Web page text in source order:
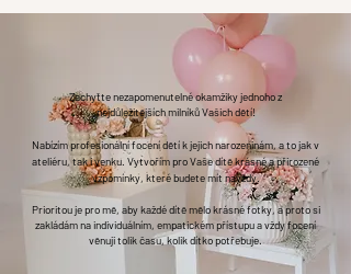
Zachyťte nezapomenutelné okamžiky jednoho z
nejdůležitějšíchmilníků Vašich dětí!
Nabízím profesionální focení dětí k jejich narozeninám, a to jak v
ateliéru, tak i venku. Vytvořím pro Vaše dítě krásné a přirozené
vzpomínky, které budete mít navždy.
Prioritou je pro mě, aby každé dítě mělo krásné fotky, a proto si
zakládám na individuálním, empatickémpřístupu a vždy focení
věnuji tolik času, kolik dítko potřebuje.